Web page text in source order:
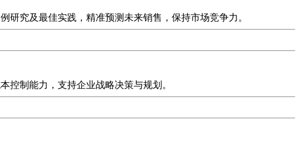
究及最佳实践，精准预测未来销售，保持市场竞争力。
控制能力，支持企业战略决策与规划。